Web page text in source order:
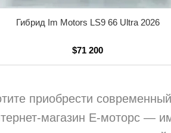
приобрести
магазин Е-моторс —
Гибрид Im Motors LS9 66 Ultra 2026
$71 200